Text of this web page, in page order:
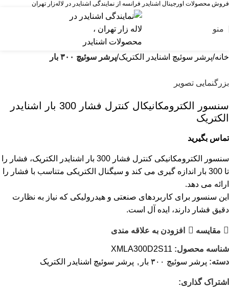
فروش محصولات اورجینال اشنایدر فرانسه از نمایندگی اشنایدر در لاله‌زار تهران
منو
خانه پرشر سوئیچ اشنایدر الکتریک پرشر سوئیچ ۳۰۰ بار
بزرگنمایی تصویر
سنسور الکترومکانيکال کنترل فشار 300 بار اشنایدر
الکتریک
تماس بگیرید
سنسور الکترومکانیکی کنترل فشار 300 بار اشنایدر الکتریک، فشار را
تا 300 بار اندازه گیری می کند و سیگنال الکتریکی متناسب با فشار را
ارائه می دهد.
این سنسور برای کاربردهای صنعتی و هیدرولیکی که نیاز به نظارت
دقیق فشار دارند، ایده آل است.
مقایسه افزودن به علاقه مندی
شناسه محصول: XMLA300D2S11
دسته: پرشر سوئیچ ۳۰۰ بار , پرشر سوئیچ اشنایدر الکتریک
اشتراک گذاری: